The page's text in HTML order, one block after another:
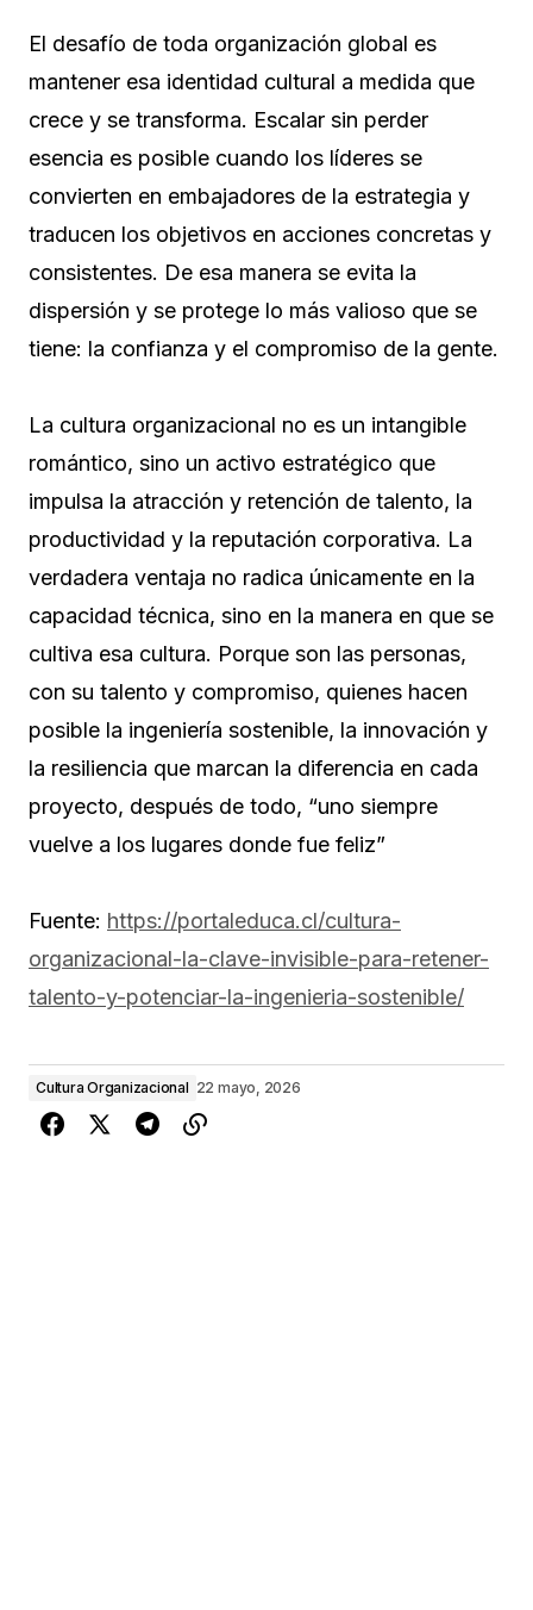
El desafío de toda organización global es
mantener esa identidad cultural a medida que
crece y se transforma. Escalar sin perder
esencia es posible cuando los líderes se
convierten en embajadores de la estrategia y
traducen los objetivos en acciones concretas y
consistentes. De esa manera se evita la
dispersión y se protege lo más valioso que se
tiene: la confianza y el compromiso de la gente.
La cultura organizacional no es un intangible
romántico, sino un activo estratégico que
impulsa la atracción y retención de talento, la
productividad y la reputación corporativa. La
verdadera ventaja no radica únicamente en la
capacidad técnica, sino en la manera en que se
cultiva esa cultura. Porque son las personas,
con su talento y compromiso, quienes hacen
posible la ingeniería sostenible, la innovación y
la resiliencia que marcan la diferencia en cada
proyecto, después de todo, “uno siempre
vuelve a los lugares donde fue feliz”
Fuente: https://portaleduca.cl/cultura-
organizacional-la-clave-invisible-para-retener-
talento-y-potenciar-la-ingenieria-sostenible/
Cultura Organizacional 22 mayo, 2026